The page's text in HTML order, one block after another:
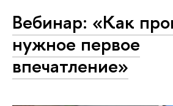
Вебинар: «Как
нужное первое
впечатление»